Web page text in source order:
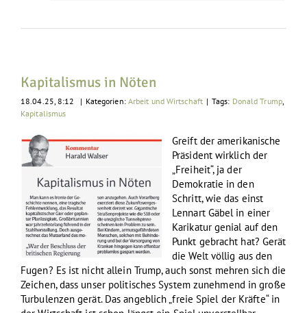
Kapitalismus in Nöten
18.04.25, 8:12 | Kategorien: Arbeit und Wirtschaft | Tags: Donald Trump,
Kapitalismus
Greift der amerikanische
Präsident wirklich der
„Freiheit“, ja der
Demokratie in den
Schritt, wie das einst
Lennart Gäbel in einer
Karikatur genial auf den
Punkt gebracht hat? Gerät
die Welt völlig aus den
Fugen? Es ist nicht allein Trump, auch sonst mehren sich die
Zeichen, dass unser politisches System zunehmend in große
Turbulenzen gerät. Das angeblich „freie Spiel der Kräfte“ in